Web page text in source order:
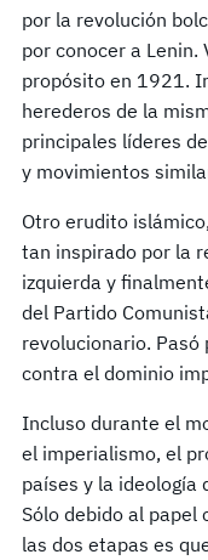
por la revolución
por conocer a Lenin.
propósito en 1921.
herederos de la
principales líderes
y movimientos
Otro erudito
tan inspirado por la
izquierda y
del Partido
revolucionario.
contra el dominio
Incluso durante el
el imperialismo, el
países y la ideología
Sólo debido al
las dos etapas es